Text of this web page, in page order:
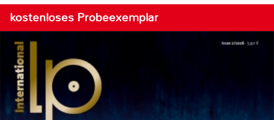
kostenloses Probeexemplar